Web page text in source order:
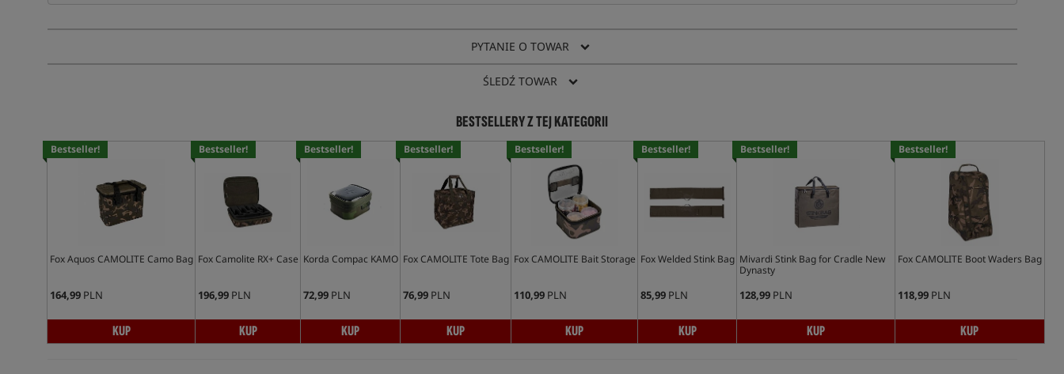
PYTANIE O TOWAR
ŚLEDŹ TOWAR
BESTSELLERY Z TEJ KATEGORII
Bestseller!
Fox Aquos CAMOLITE Camo Bag
164,99PLN
KUP
Bestseller!
Fox Camolite RX+ Case
196,99PLN
KUP
Bestseller!
Korda Compac KAMO
72,99PLN
KUP
Bestseller!
Fox CAMOLITE Tote Bag
76,99PLN
KUP
Bestseller!
Fox CAMOLITE Bait Storage
110,99PLN
KUP
Bestseller!
Fox Welded Stink Bag
85,99PLN
KUP
Bestseller!
Mivardi Stink Bag for Cradle New
Dynasty
128,99PLN
KUP
Bestseller!
Fox CAMOLITE Boot Waders Bag
118,99PLN
KUP